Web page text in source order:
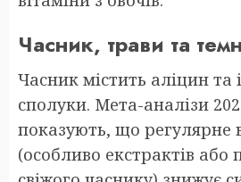
Часник, трави та
Часник містить аліцин та
сполуки. Мета-аналізи
показують, що регулярне
(особливо екстрактів або